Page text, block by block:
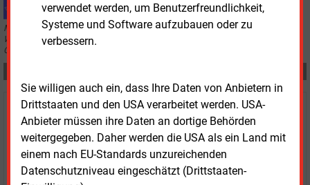
verwendet werden, um Benutzerfreundlichkeit,
Systeme und Software aufzubauen oder zu
verbessern.
Sie willigen auch ein, dass Ihre Daten von Anbietern in
Drittstaaten und den USA verarbeitet werden. USA-
Anbieter müssen ihre Daten an dortige Behörden
weitergegeben. Daher werden die USA als ein Land mit
einem nach EU-Standards unzureichenden
Datenschutzniveau eingeschätzt (Drittstaaten-
Mit einem nicht alltäglichen Bürgerstrommodell etabliert der
Windkraftprojektierer „WestfalenWind“ sich zunehmend auch als
Ökostromanbieter.
Haben Sie Interesse an Content oder
Mehrfachzugängen für Ihr Unternehmen?
Sprechen Sie uns an, wenn Sie Fragen zur Nutzung von